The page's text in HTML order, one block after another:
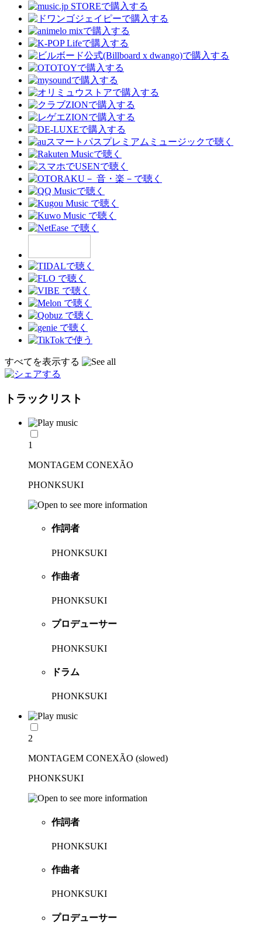
すべてを表示する
トラックリスト
1
MONTAGEM CONEXÃO
PHONKSUKI
作詞者
PHONKSUKI
作曲者
PHONKSUKI
プロデューサー
PHONKSUKI
ドラム
PHONKSUKI
2
MONTAGEM CONEXÃO (slowed)
PHONKSUKI
作詞者
PHONKSUKI
作曲者
PHONKSUKI
プロデューサー